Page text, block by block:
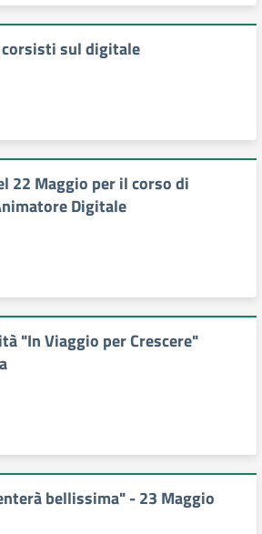
corsisti sul digitale
22 Maggio per il corso di
Digitale
"In Viaggio per Crescere"
bellissima" - 23 Maggio